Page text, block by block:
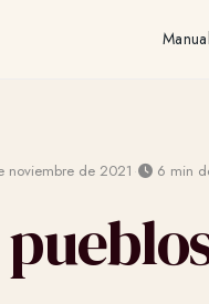
noviembre de 2021 · 6 min